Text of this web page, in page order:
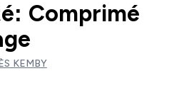
Comprimé
KEMBY